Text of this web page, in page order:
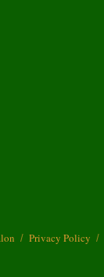
Privacy Policy